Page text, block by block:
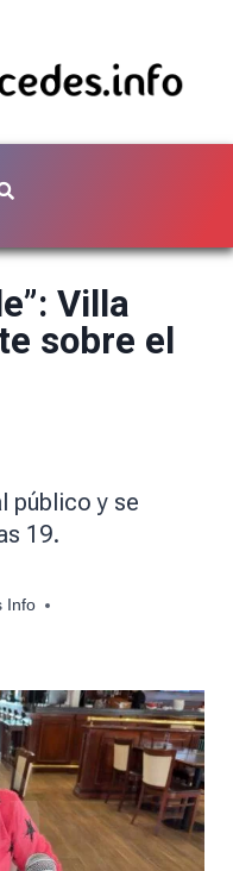
Villa
sobre el
público y se
19.
Info